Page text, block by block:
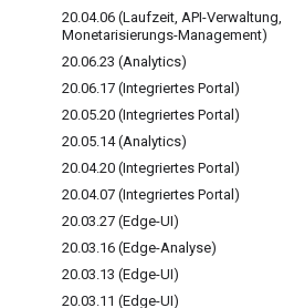
20.04.06 (Laufzeit, API-Verwaltung,
Monetarisierungs-Management)
20.06.23 (Analytics)
20.06.17 (Integriertes Portal)
20.05.20 (Integriertes Portal)
20.05.14 (Analytics)
20.04.20 (Integriertes Portal)
20.04.07 (Integriertes Portal)
20.03.27 (Edge-UI)
20.03.16 (Edge-Analyse)
20.03.13 (Edge-UI)
20.03.11 (Edge-UI)
Über Apigee
We're part of Google
Partner
E-Books und Webcasts